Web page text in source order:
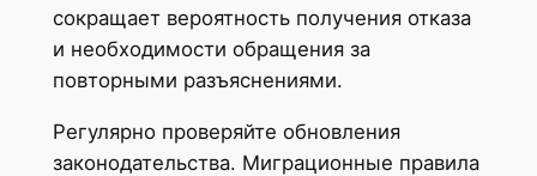
сокращает вероятность получения отказа
и необходимости обращения за
повторными разъяснениями.
Регулярно проверяйте обновления
законодательства. Миграционные правила